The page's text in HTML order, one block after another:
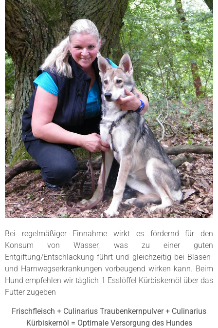
Bei regelmäßiger Einnahme wirkt es fördernd für den
Konsum von Wasser, was zu einer guten
Entgiftung/Entschlackung führt und gleichzeitig bei Blasen-
und Harnwegserkrankungen vorbeugend wirken kann. Beim
Hund empfehlen wir täglich 1 Esslöffel Kürbiskernöl über das
Futter zugeben
Frischfleisch + Culinarius Traubenkernpulver + Culinarius
Kürbiskernöl = Optimale Versorgung des Hundes